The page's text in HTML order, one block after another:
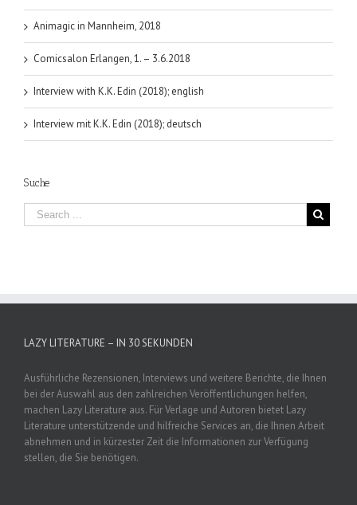
Animagic in Mannheim, 2018
Comicsalon Erlangen, 1. – 3.6.2018
Interview with K.K. Edin (2018); english
Interview mit K.K. Edin (2018); deutsch
Suche
LAZY LITERATURE – IN 30 SEKUNDEN
Ausführliche Rezensionen, Interviews und weitere Berichte, die Ihnen
bei der Auswahl aus den zahlreichen Veröffentlichungen helfen,
machen Lazy Literature aus. Für Verlage und Autoren bietet Lazy
Literature unterstützende und hilfreiche Services an, die Ihnen Arbeit
abnehmen und in kürzester Zeit die Informationen zur Verfügung
stellen, die Sie benötigen.